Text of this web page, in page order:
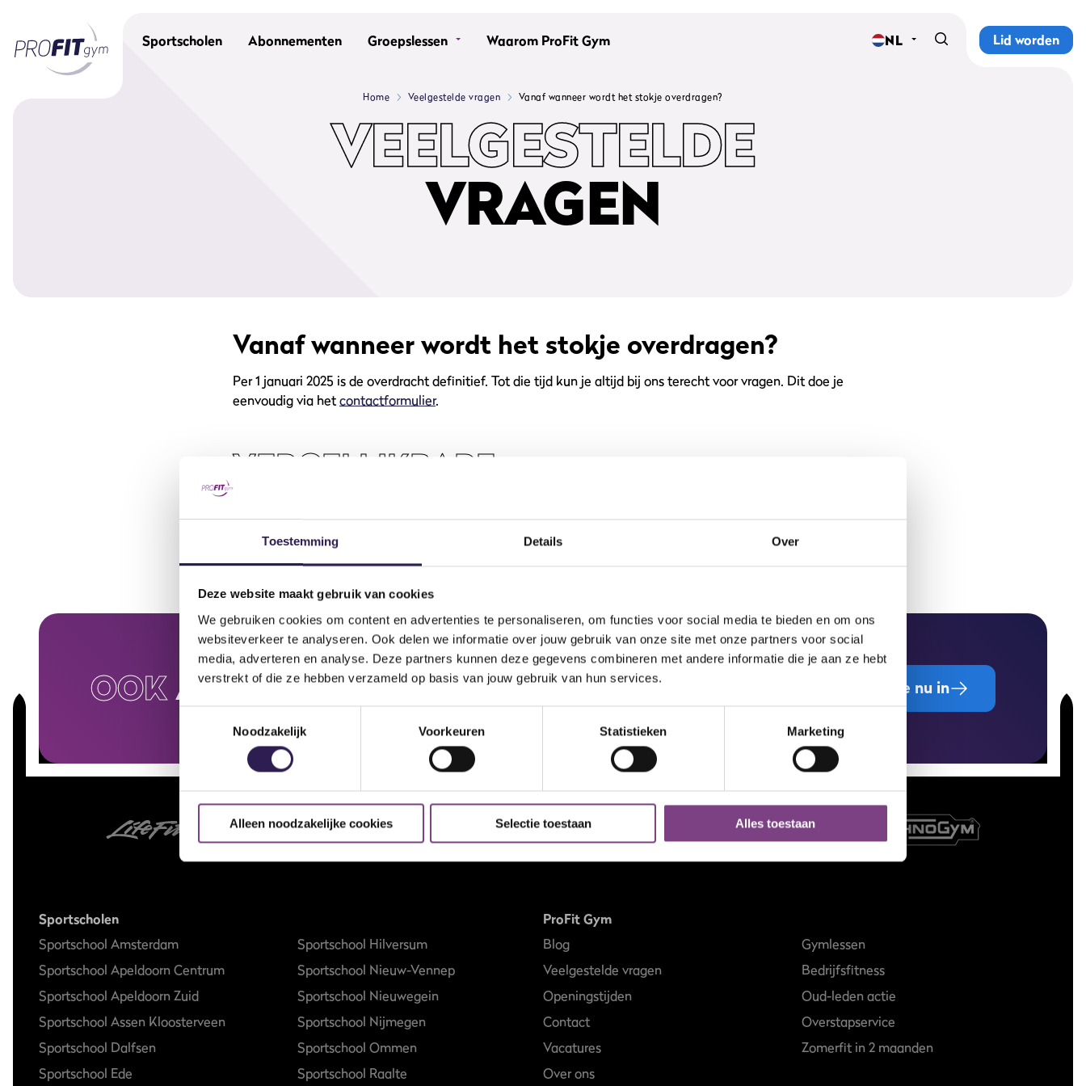
Toestemming Details Over
Deze website maakt gebruik van cookies
We gebruiken cookies om content en advertenties te personaliseren, om functies voor social media te bieden en om ons
websiteverkeer te analyseren. Ook delen we informatie over jouw gebruik van onze site met onze partners voor social
media, adverteren en analyse. Deze partners kunnen deze gegevens combineren met andere informatie die je aan ze hebt
verstrekt of die ze hebben verzameld op basis van jouw gebruik van hun services.
Noodzakelijk
Voorkeuren Statistieken Marketing
Alleen noodzakelijke cookies Selectie toestaan Alles toestaan
Sportscholen Abonnementen Groepslessen
Waarom ProFit Gym
Abonnementen
NL Lid worden
Home Veelgestelde vragen Vanaf wanneer wordt het stokje overdragen?
VEELGESTELDE
VRAGEN
Vanaf wanneer wordt het stokje overdragen?
Per 1 januari 2025 is de overdracht definitief. Tot die tijd kun je altijd bij ons terecht voor vragen. Dit doe je
eenvoudig via hetcontactformulier.
VERGELIJKBARE
Wat verandert er voor mijn abonnement?
OOKALL-IN FITNESS? Schrijf je nu in
Sportscholen
Sportschool Amsterdam
Sportschool Apeldoorn Centrum
Sportschool Apeldoorn Zuid
Sportschool Assen Kloosterveen
Sportschool Dalfsen
Sportschool Ede
Sportschool Hilversum
Sportschool Nieuw-Vennep
Sportschool Nieuwegein
Sportschool Nijmegen
Sportschool Ommen
Sportschool Raalte
ProFit Gym
Blog
Veelgestelde vragen
Openingstijden
Contact
Vacatures
Over ons
Gymlessen
Bedrijfsfitness
Oud-leden actie
Overstapservice
Zomerfit in 2 maanden